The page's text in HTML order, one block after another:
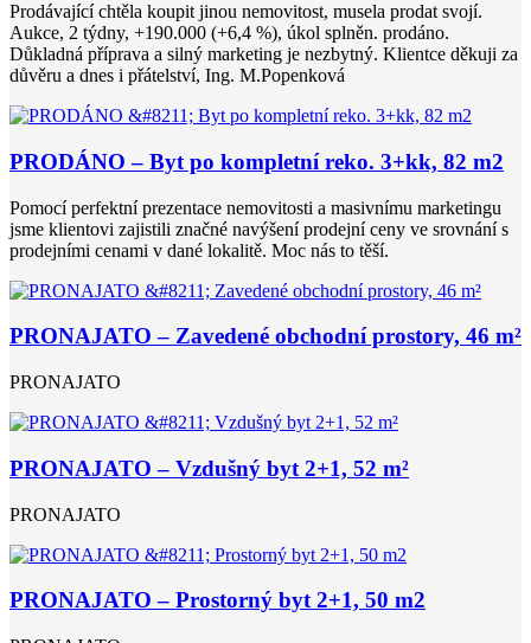
Prodávající chtěla koupit jinou nemovitost, musela prodat svojí.
Aukce, 2 týdny, +190.000 (+6,4 %), úkol splněn. prodáno.
Důkladná příprava a silný marketing je nezbytný. Klientce děkuji za
důvěru a dnes i přátelství, Ing. M.Popenková
PRODÁNO – Byt po kompletní reko. 3+kk, 82 m2
Pomocí perfektní prezentace nemovitosti a masivnímu marketingu
jsme klientovi zajistili značné navýšení prodejní ceny ve srovnání s
prodejními cenami v dané lokalitě. Moc nás to těší.
PRONAJATO – Zavedené obchodní prostory, 46 m²
PRONAJATO
PRONAJATO – Vzdušný byt 2+1, 52 m²
PRONAJATO
PRONAJATO – Prostorný byt 2+1, 50 m2